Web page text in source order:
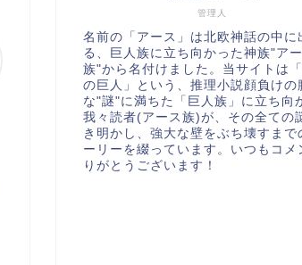
管理人
名前の「アース」は北欧神話の中に
る、巨人族に立ち向かった神族"ア
族"から名付けました。当サイトは
の巨人」という、推理小説顔負けの
な"謎"に満ちた「巨人族」に立ち向
我々読者(アース族)が、その全ての
き明かし、強大な壁をぶち壊すまで
ーリーを綴っています。いつもコメ
りがとうございます！